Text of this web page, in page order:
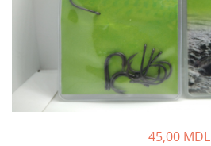
Fire feeder, stationar
Platforme feeder, suporturi,
tripoduri
Plumbi, cosulete, momitoare
Carlige Feeder, Stationar
45,00 MDL